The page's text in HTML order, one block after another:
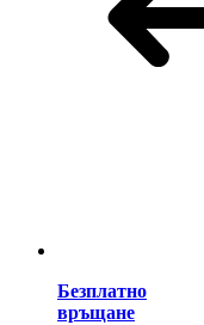
Безплатно
връщане